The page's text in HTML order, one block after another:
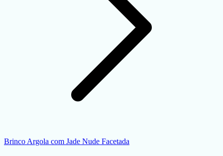
Brinco Argola com Jade Nude Facetada